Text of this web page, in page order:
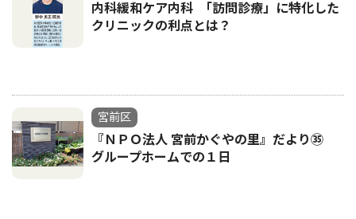
内科緩和ケア内科 ｢訪問診療」に特化した
クリニックの利点とは？
宮前区
『ＮＰＯ法人 宮前かぐやの里』だより㉟
グループホームでの１日